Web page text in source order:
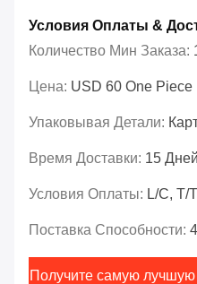
Условия Оплаты &
Количество Мин Заказа:
Цена: USD 60 One Piece
Упаковывая Детали:
Время Доставки: 15 Дней
Условия Оплаты: L/C, T/T
Поставка Способности:
Получите самую лучшую